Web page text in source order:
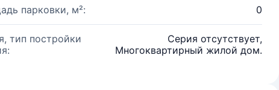
парковки, м²: 0
тип постройки
Серия отсутствует,
Многоквартирный жилой дом.